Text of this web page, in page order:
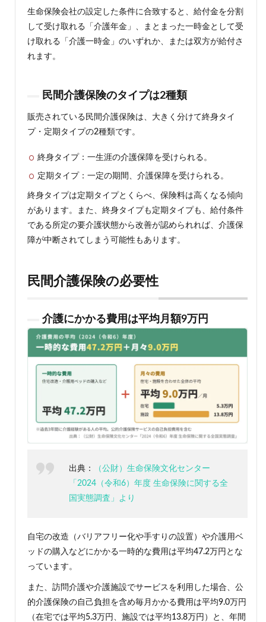
生命保険会社の設定した条件に合致すると、給付金を分割
して受け取れる「介護年金」、まとまった一時金として受
け取れる「介護一時金」のいずれか、または双方が給付さ
れます。
民間介護保険のタイプは2種類
販売されている民間介護保険は、大きく分けて終身タイ
プ・定期タイプの2種類です。
終身タイプ：一生涯の介護保障を受けられる。
定期タイプ：一定の期間、介護保障を受けられる。
終身タイプは定期タイプとくらべ、保険料は高くなる傾向
があります。また、終身タイプも定期タイプも、給付条件
である所定の要介護状態から改善が認められれば、介護保
障が中断されてしまう可能性もあります。
民間介護保険の必要性
介護にかかる費用は平均月額9万円
出典：
（公財）生命保険文化センター
「2024（令和6）年度 生命保険に関する全
国実態調査」より
自宅の改造（バリアフリー化や手すりの設置）や介護用ベ
ッドの購入などにかかる一時的な費用は平均47.2万円とな
っています。
また、訪問介護や介護施設でサービスを利用した場合、公
的介護保険の自己負担を含め毎月かかる費用は平均9.0万円
（在宅では平均5.3万円、施設では平均13.8万円）と、年間